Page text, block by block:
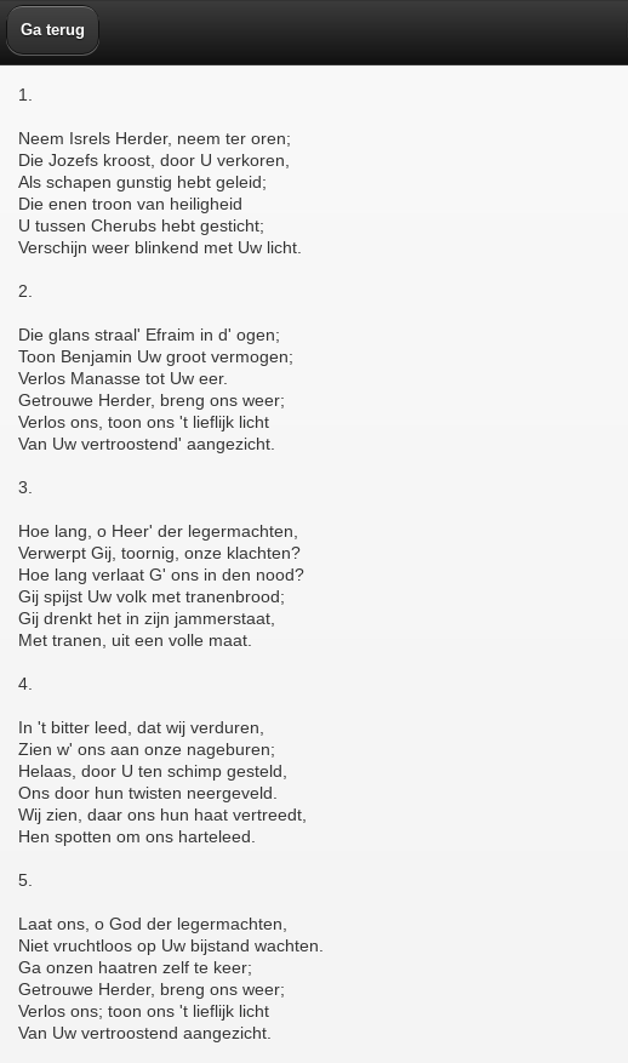
Ga terug
1.
Neem Isrels Herder, neem ter oren;
Die Jozefs kroost, door U verkoren,
Als schapen gunstig hebt geleid;
Die enen troon van heiligheid
U tussen Cherubs hebt gesticht;
Verschijn weer blinkend met Uw licht.
2.
Die glans straal' Efraim in d' ogen;
Toon Benjamin Uw groot vermogen;
Verlos Manasse tot Uw eer.
Getrouwe Herder, breng ons weer;
Verlos ons, toon ons 't lieflijk licht
Van Uw vertroostend' aangezicht.
3.
Hoe lang, o Heer' der legermachten,
Verwerpt Gij, toornig, onze klachten?
Hoe lang verlaat G' ons in den nood?
Gij spijst Uw volk met tranenbrood;
Gij drenkt het in zijn jammerstaat,
Met tranen, uit een volle maat.
4.
In 't bitter leed, dat wij verduren,
Zien w' ons aan onze nageburen;
Helaas, door U ten schimp gesteld,
Ons door hun twisten neergeveld.
Wij zien, daar ons hun haat vertreedt,
Hen spotten om ons harteleed.
5.
Laat ons, o God der legermachten,
Niet vruchtloos op Uw bijstand wachten.
Ga onzen haatren zelf te keer;
Getrouwe Herder, breng ons weer;
Verlos ons; toon ons 't lieflijk licht
Van Uw vertroostend aangezicht.